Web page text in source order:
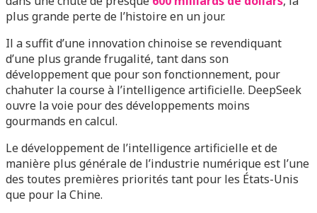
plus grande perte de l’histoire en un jour.
Il a suffit d’une innovation chinoise se revendiquant
d’une plus grande frugalité, tant dans son
développement que pour son fonctionnement, pour
chahuter la course à l’intelligence artificielle. DeepSeek
ouvre la voie pour des développements moins
gourmands en calcul.
Le développement de l’intelligence artificielle et de
manière plus générale de l’industrie numérique est l’une
des toutes premières priorités tant pour les États-Unis
que pour la Chine.